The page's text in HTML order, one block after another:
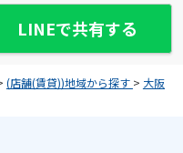
LINEで共有する
(店舗(賃貸))地域から探す > 大阪